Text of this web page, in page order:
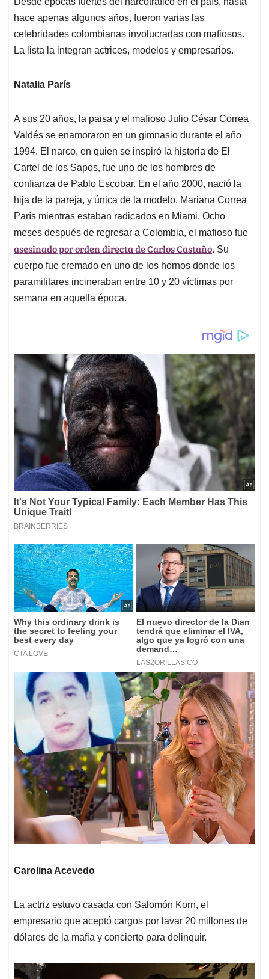
s
A
p
p
b
o
o
k
e
d
I
n
l
a
d
s
hace apenas algunos años, fueron varias las
celebridades colombianas involucradas con mafiosos.
La lista la integran actrices, modelos y empresarios.
Natalia París
A sus 20 años, la paisa y el mafioso Julio César Correa
Valdés se enamoraron en un gimnasio durante el año
1994. El narco, en quien se inspiró la historia de El
Cartel de los Sapos, fue uno de los hombres de
confianza de Pablo Escobar. En el año 2000, nació la
hija de la pareja, y única de la modelo, Mariana Correa
París mientras estaban radicados en Miami. Ocho
meses después de regresar a Colombia, el mafioso fue
asesinado por orden directa de Carlos Castaño. Su
cuerpo fue cremado en uno de los hornos donde los
paramilitares incineraban entre 10 y 20 víctimas por
semana en aquella época.
Carolina Acevedo
La actriz estuvo casada con Salomón Korn, el
empresario que aceptó cargos por lavar 20 millones de
dólares de la mafia y concierto para delinquir.